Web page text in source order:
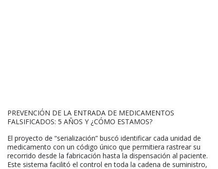
PREVENCIÓN DE LA ENTRADA DE MEDICAMENTOS
FALSIFICADOS: 5 AÑOS Y ¿CÓMO ESTAMOS?
El proyecto de “serialización” buscó identificar cada unidad de
medicamento con un código único que permitiera rastrear su
recorrido desde la fabricación hasta la dispensación al paciente.
Este sistema facilitó el control en toda la cadena de suministro,